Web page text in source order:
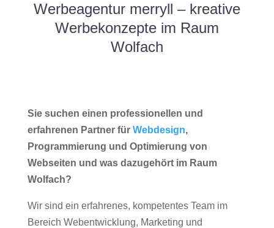
Werbeagentur merryll – kreative
Werbekonzepte im Raum
Wolfach
Sie suchen einen professionellen und
erfahrenen Partner für Webdesign,
Programmierung und Optimierung von
Webseiten und was dazugehört im Raum
Wolfach?
Wir sind ein erfahrenes, kompetentes Team im
Bereich Webentwicklung, Marketing und